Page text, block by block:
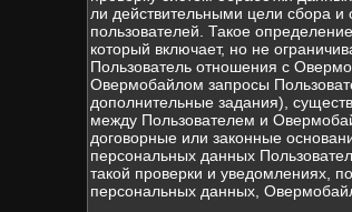
ли действительными цели сбора
пользователей. Такое
который включает, но не
Пользователь отношения с
Овермобайлом запросы
дополнительные задания),
между Пользователем и
договорные или законные
персональных данных
такой проверки и уведомлениях,
персональных данных,